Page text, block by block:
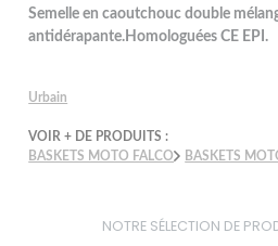
Semelle en caoutchouc double
antidérapante.Homologuées CE EPI.
Urbain
VOIR + DE PRODUITS :
BASKETS MOTO FALCO
BASKETS
NOTRE SÉLECTION DE